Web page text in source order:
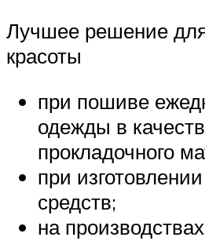
Лучшее решение
красоты
при пошиве
одежды в
прокладочного
при
средств;
на